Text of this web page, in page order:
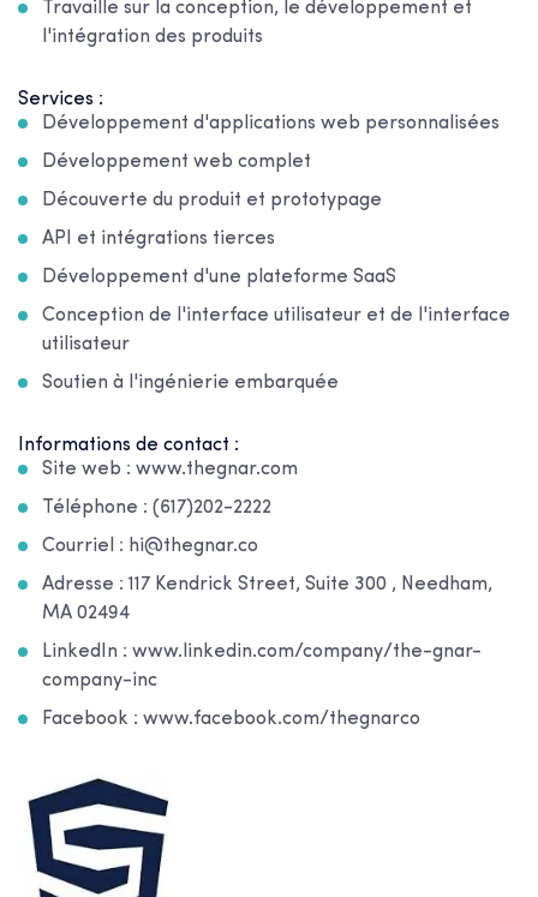
Travaille sur la conception, le développement et
l'intégration des produits
Services :
Développement d'applications web personnalisées
Développement web complet
Découverte du produit et prototypage
API et intégrations tierces
Développement d'une plateforme SaaS
Conception de l'interface utilisateur et de l'interface
utilisateur
Soutien à l'ingénierie embarquée
Informations de contact :
Site web : www.thegnar.com
Téléphone : (617)202-2222
Courriel : hi@thegnar.co
Adresse : 117 Kendrick Street, Suite 300 , Needham,
MA 02494
LinkedIn : www.linkedin.com/company/the-gnar-
company-inc
Facebook : www.facebook.com/thegnarco